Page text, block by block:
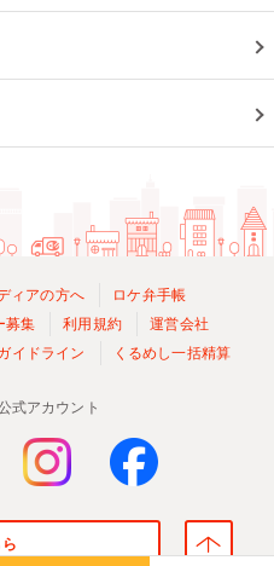
ィアの方へ
ロケ弁手帳
募集
利用規約
運営会社
イドライン くるめし一括精算
式アカウント